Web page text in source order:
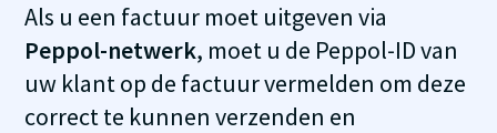
Als u een factuur moet uitgeven via
Peppol-netwerk, moet u de Peppol-ID van
uw klant op de factuur vermelden om deze
correct te kunnen verzenden en